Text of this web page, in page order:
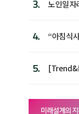
3.
노인일자
4.
“아침식
5.